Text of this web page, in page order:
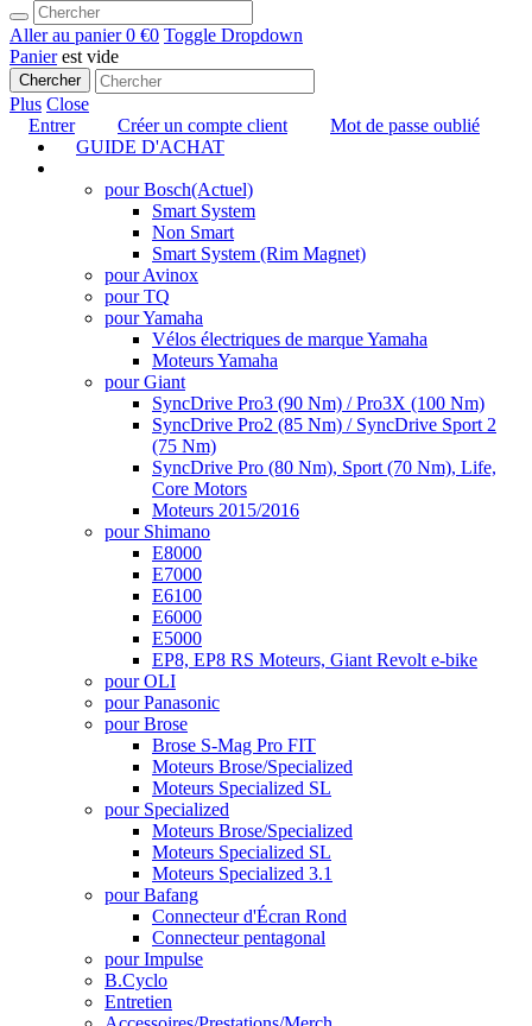
Aller au panier0 €0 Toggle Dropdown
Panierest vide
Chercher
Plus Close
Entrer
Créer un compte client
Mot de passe oublié
GUIDE D'ACHAT
pour Bosch(Actuel)
Smart System
Non Smart
Smart System (Rim Magnet)
pour Avinox
pour TQ
pour Yamaha
Vélos électriques de marque Yamaha
Moteurs Yamaha
pour Giant
SyncDrive Pro3 (90 Nm) / Pro3X (100 Nm)
SyncDrive Pro2 (85 Nm) / SyncDrive Sport 2
(75 Nm)
SyncDrive Pro (80 Nm), Sport (70 Nm), Life,
Core Motors
Moteurs 2015/2016
pour Shimano
E8000
E7000
E6100
E6000
E5000
EP8, EP8 RS Moteurs, Giant Revolt e-bike
pour OLI
pour Panasonic
pour Brose
Brose S-Mag Pro FIT
Moteurs Brose/Specialized
Moteurs Specialized SL
pour Specialized
Moteurs Brose/Specialized
Moteurs Specialized SL
Moteurs Specialized 3.1
pour Bafang
Connecteur d'Écran Rond
Connecteur pentagonal
pour Impulse
B.Cyclo
Entretien